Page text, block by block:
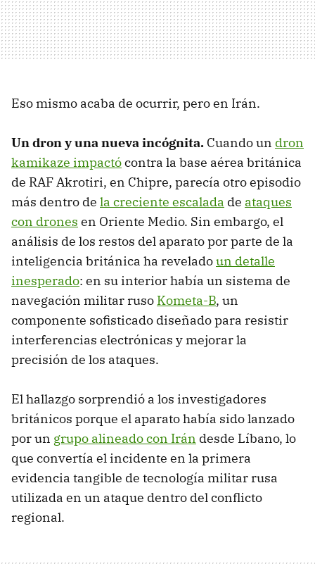
Eso mismo acaba de ocurrir, pero en Irán.
Un dron y una nueva incógnita. Cuando un dron
kamikaze impactócontra la base aérea británica
de RAF Akrotiri, en Chipre, parecía otro episodio
más dentro de la creciente escalada de ataques
con drones en Oriente Medio. Sin embargo, el
análisis de los restos del aparato por parte de la
inteligencia británica ha reveladoun detalle
inesperado: en su interior había un sistema de
navegación militar ruso Kometa-B, un
componente sofisticado diseñado para resistir
interferencias electrónicas y mejorar la
precisión de los ataques.
El hallazgo sorprendió a los investigadores
británicos porque el aparato había sido lanzado
por un grupo alineado con Irán desde Líbano, lo
que convertía el incidente en la primera
evidencia tangible de tecnología militar rusa
utilizada en un ataque dentro del conflicto
regional.